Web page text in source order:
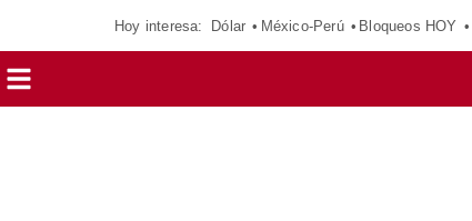
Hoy interesa: Dólar México-Perú Bloqueos HOY